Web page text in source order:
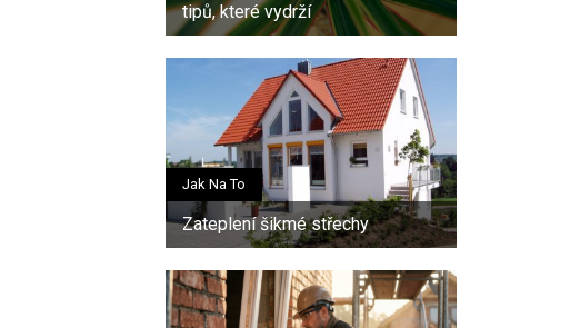
tipů, které vydrží
Jak Na To
Zateplení šikmé střechy